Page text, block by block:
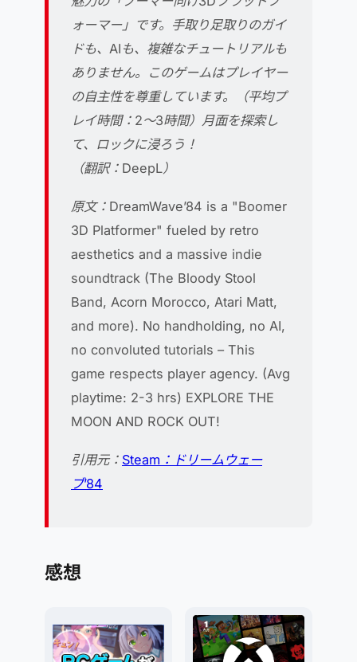
ォーマー」です。手取り足取りのガイ
ドも、AIも、複雑なチュートリアルも
ありません。このゲームはプレイヤー
の自主性を尊重しています。（平均プ
レイ時間：2～3時間）月面を探索し
て、ロックに浸ろう！
（翻訳：DeepL）
原文：DreamWave’84 is a "Boomer
3D Platformer" fueled by retro
aesthetics and a massive indie
soundtrack (The Bloody Stool
Band, Acorn Morocco, Atari Matt,
and more). No handholding, no AI,
no convoluted tutorials – This
game respects player agency. (Avg
playtime: 2-3 hrs) EXPLORE THE
MOON AND ROCK OUT!
引用元： Steam：ドリームウェー
ブ’84
感想